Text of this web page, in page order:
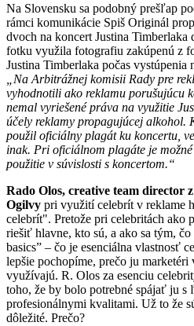
Na Slovensku sa podobný prešľap
rámci komunikácie Spiš Originál
dvoch na koncert Justina
fotku využila fotografiu zakúpenú z
Justina Timberlaka počas
„Na Arbitrážnej komisii Rady pre
vyhodnotili ako reklamu porušujúcu
nemal vyriešené práva na využitie
účely reklamy propagujúcej alkohol.
použil oficiálny plagát ku koncertu,
inak. Pri oficiálnom plagáte je
použitie v súvislosti s koncertom.“
Rado Olos, creative team director
Ogilvy pri využití celebrít v reklame
celebrít". Pretože pri celebritách ako
riešiť hlavne, kto sú, a ako sa tým,
basics” – čo je esenciálna vlastnosť
lepšie pochopíme, prečo ju
využívajú. R. Olos za esenciu
toho, že by bolo potrebné spájať ju s
profesionálnymi kvalitami. Už to že
dôležité. Prečo?